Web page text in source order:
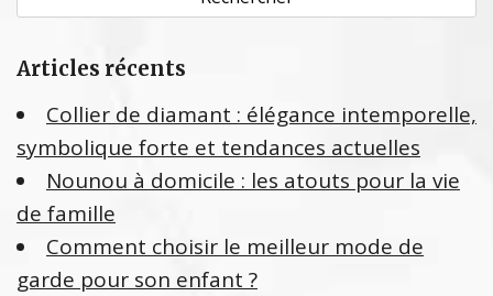
h
r
h
e
r
Articles récents
Collier de diamant : élégance intemporelle,
symbolique forte et tendances actuelles
Nounou à domicile : les atouts pour la vie
de famille
Comment choisir le meilleur mode de
garde pour son enfant ?